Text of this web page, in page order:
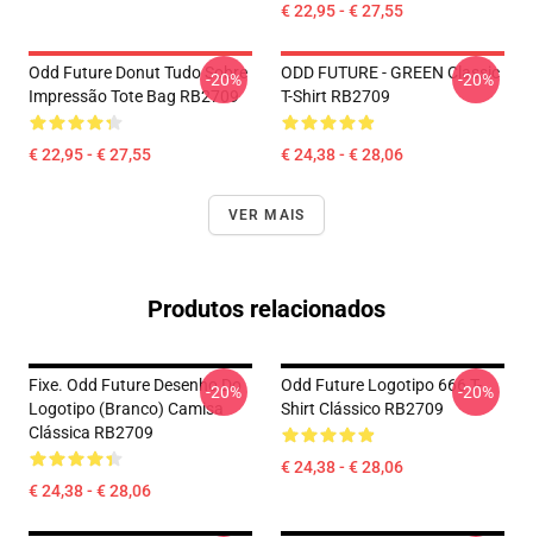
€ 22,95 - € 27,55
Odd Future Donut Tudo Sobre
Impressão Tote Bag RB2709
€ 22,95 - € 27,55
-20%
ODD FUTURE - GREEN Classic
T-Shirt RB2709
€ 24,38 - € 28,06
-20%
VER MAIS
Produtos relacionados
Fixe. Odd Future Desenho Do
Logotipo (branco) Camisa
Clássica RB2709
€ 24,38 - € 28,06
-20%
Odd Future Logotipo 666 T-
Shirt Clássico RB2709
€ 24,38 - € 28,06
-20%